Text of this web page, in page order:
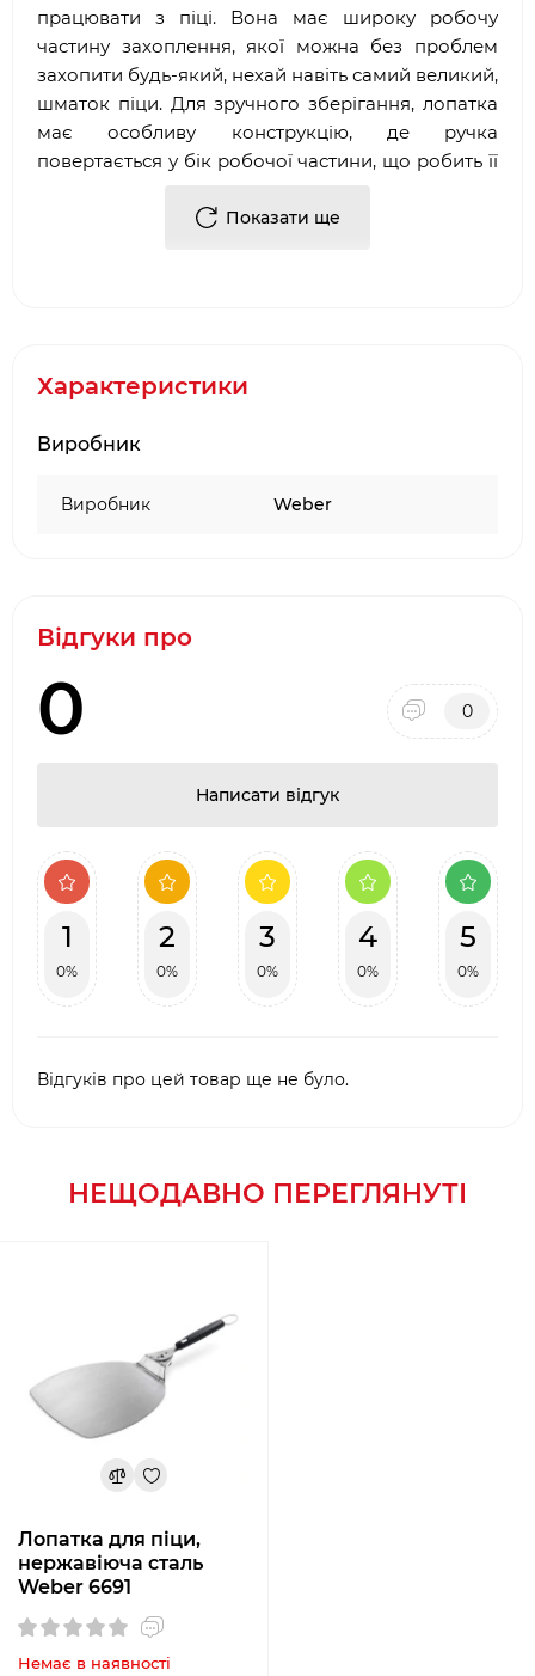
працювати з піці. Вона має широку робочу
частину захоплення, якої можна без проблем
захопити будь-який, нехай навіть самий великий,
шматок піци. Для зручного зберігання, лопатка
має особливу конструкцію, де ручка
повертається у бік робочої частини, що робить її
матеріалу, рука отримує відмінний захоплення
Показати ще
Характеристики
Виробник
Виробник Weber
Відгуки про
0 0
Написати відгук
1
0%
2
0%
3
0%
4
0%
5
0%
Відгуків про цей товар ще не було.
НЕЩОДАВНО ПЕРЕГЛЯНУТІ
Лопатка для піци,
нержавіюча сталь
Weber 6691
Немає в наявності